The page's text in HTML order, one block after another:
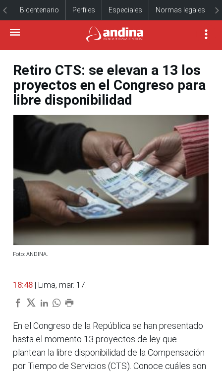
Bicentenario Perfiles Especiales Normas legales
Retiro CTS: se elevan a 13 los
proyectos en el Congreso para
libre disponibilidad
Foto: ANDINA.
18:48 | Lima, mar. 17.
En el Congreso de la República se han presentado
hasta el momento 13 proyectos de ley que
plantean la libre disponibilidad de la Compensación
por Tiempo de Servicios (CTS). Conoce cuáles son